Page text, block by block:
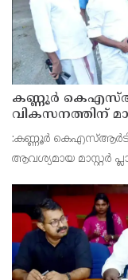
കണ്ണൂർ
വികസനത്തിന്
സമർപ്പിക്കും :
:കണ്ണൂർ
ആവശ്യമായ മാസ്റ്റർ
ഡിപ്പോയ്ക്ക് നാല്